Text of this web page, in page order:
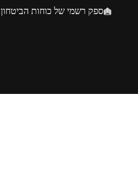
ספק רשמי של כוחות הביטחון